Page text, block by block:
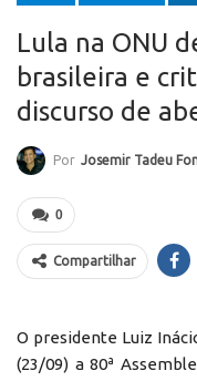
Lula na ONU
brasileira e
discurso de
Por Josemir Tadeu
0
Compartilhar
O presidente Luiz
(23/09) a 80ª